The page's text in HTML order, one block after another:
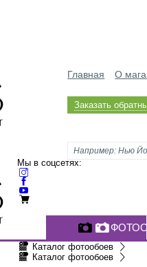
Главная О
Заказать
Мы в соцсетях:
Каталог фотообоев
Каталог фотообоев